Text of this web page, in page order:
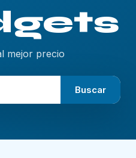
mejor precio
Buscar